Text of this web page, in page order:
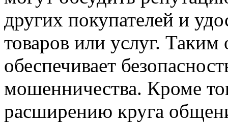
других покупателей и
товаров или услуг. Таким
обеспечивает
мошенничества. Кроме
расширению круга